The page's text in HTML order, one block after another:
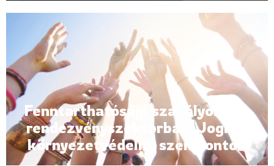
Fenntarthatósági szabályozás a
rendezvényszektorban: Jogi és
környezetvédelmi szempontok